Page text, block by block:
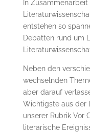
In
entstehen so
Debatten rund um
Neben den
wechselnden
aber darauf
Wichtigste aus der
unserer Rubrik Vor
literarische